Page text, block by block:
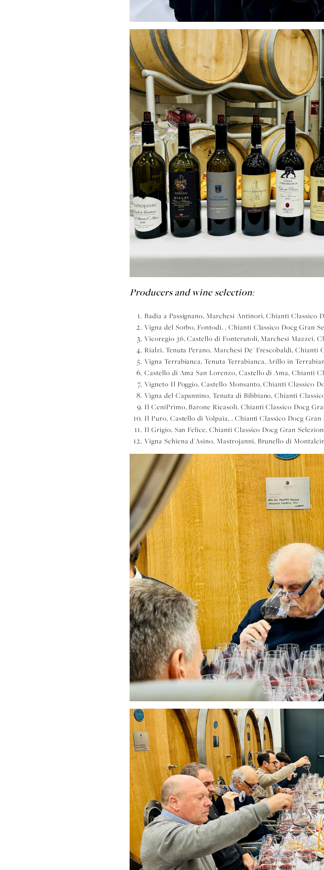
Producers and wine selection:
Badia a Passignano, Marchesi Antinori, Chianti Classico
Vigna del Sorbo, Fontodi, , Chianti Classico Docg Gran
Vicoregio 36, Castello di Fonterutoli, Marchesi Mazzei,
Rialzi, Tenuta Perano, Marchesi De' Frescobaldi, Chianti
Vigna Terrabianca, Tenuta Terrabianca, Arillo in
Castello di Ama San Lorenzo, Castello di Ama, Chianti
Vigneto Il Poggio, Castello Monsanto, Chianti Classico
Vigna del Capannino, Tenuta di Bibbiano, Chianti
Il CeniPrimo, Barone Ricasoli, Chianti Classico Docg
Il Puro, Castello di Volpaia, , Chianti Classico Docg Gran
Il Grigio, San Felice, Chianti Classico Docg Gran
Vigna Schiena d'Asino, Mastrojanni, Brunello di